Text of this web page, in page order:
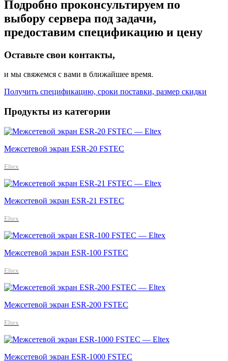
Подробно проконсультируем по
выбору сервера под задачи,
предоставим спецификацию и цену
Оставьте свои контакты,
и мы свяжемся с вами в ближайшее время.
Получить спецификацию, сроки поставки, размер скидки
Продукты из категории
Межсетевой экран ESR-20 FSTEC
Eltex
Межсетевой экран ESR-21 FSTEC
Eltex
Межсетевой экран ESR-100 FSTEC
Eltex
Межсетевой экран ESR-200 FSTEC
Eltex
Межсетевой экран ESR-1000 FSTEC